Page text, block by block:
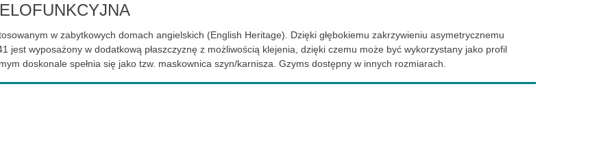
w zabytkowych domach angielskich (English Heritage). Dzięki głębokiemu zakrzywieniu asymetrycznemu
jest wyposażony w dodatkową płaszczyznę z możliwością klejenia, dzięki czemu może być wykorzystany jako profil
doskonale spełnia się jako tzw. maskownica szyn/karnisza. Gzyms dostępny w innych rozmiarach.